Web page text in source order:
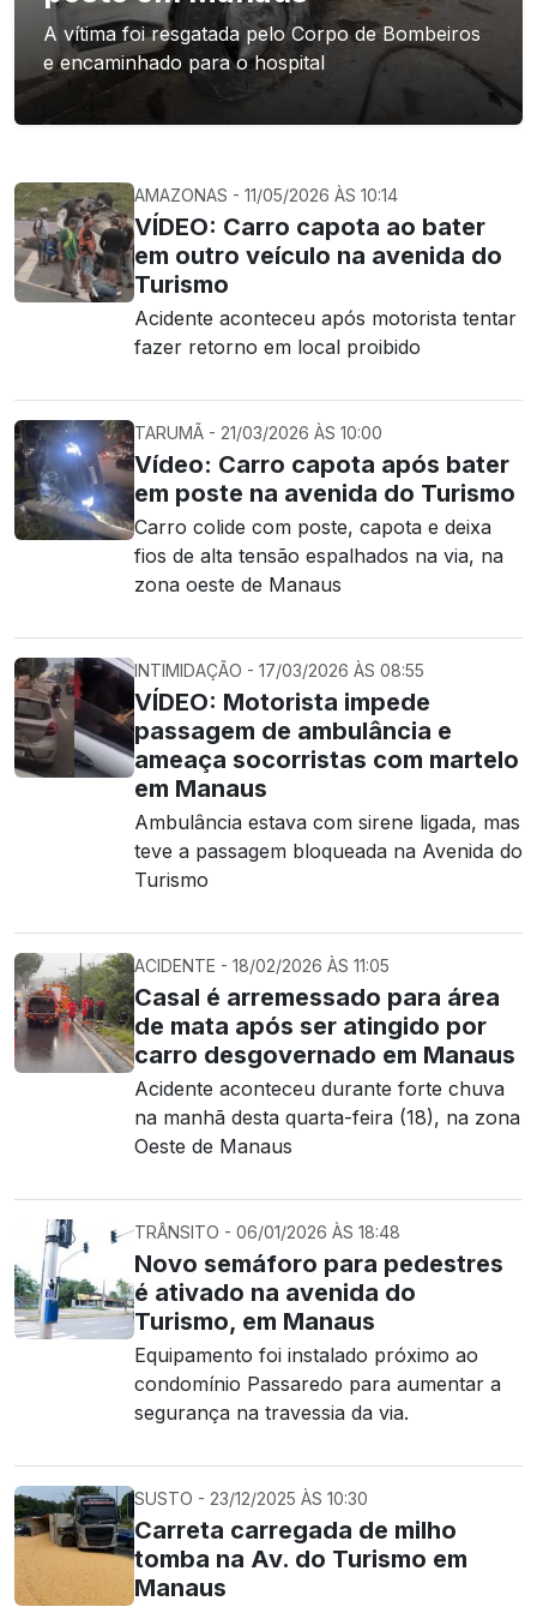
A vítima foi resgatada pelo Corpo de Bombeiros
e encaminhado para o hospital
AMAZONAS - 11/05/2026 ÀS 10:14
VÍDEO: Carro capota ao bater
em outro veículo na avenida do
Turismo
Acidente aconteceu após motorista tentar
fazer retorno em local proibido
TARUMÃ - 21/03/2026 ÀS 10:00
Vídeo: Carro capota após bater
em poste na avenida do Turismo
Carro colide com poste, capota e deixa
fios de alta tensão espalhados na via, na
zona oeste de Manaus
INTIMIDAÇÃO - 17/03/2026 ÀS 08:55
VÍDEO: Motorista impede
passagem de ambulância e
ameaça socorristas com martelo
em Manaus
Ambulância estava com sirene ligada, mas
teve a passagem bloqueada na Avenida do
Turismo
ACIDENTE - 18/02/2026 ÀS 11:05
Casal é arremessado para área
de mata após ser atingido por
carro desgovernado em Manaus
Acidente aconteceu durante forte chuva
na manhã desta quarta-feira (18), na zona
Oeste de Manaus
TRÂNSITO - 06/01/2026 ÀS 18:48
Novo semáforo para pedestres
é ativado na avenida do
Turismo, em Manaus
Equipamento foi instalado próximo ao
condomínio Passaredo para aumentar a
segurança na travessia da via.
SUSTO - 23/12/2025 ÀS 10:30
Carreta carregada de milho
tomba na Av. do Turismo em
Manaus